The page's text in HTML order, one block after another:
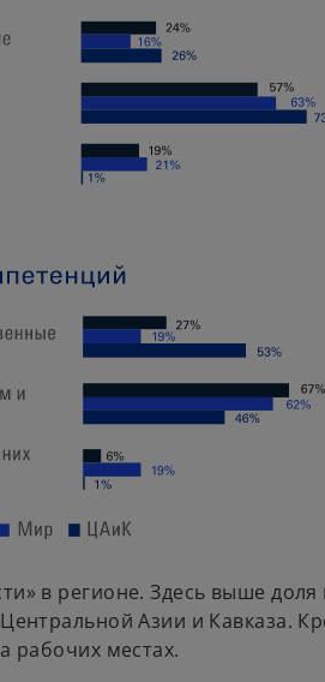
в регионе. Здесь выше
Азии и Кавказа.
рабочих местах.